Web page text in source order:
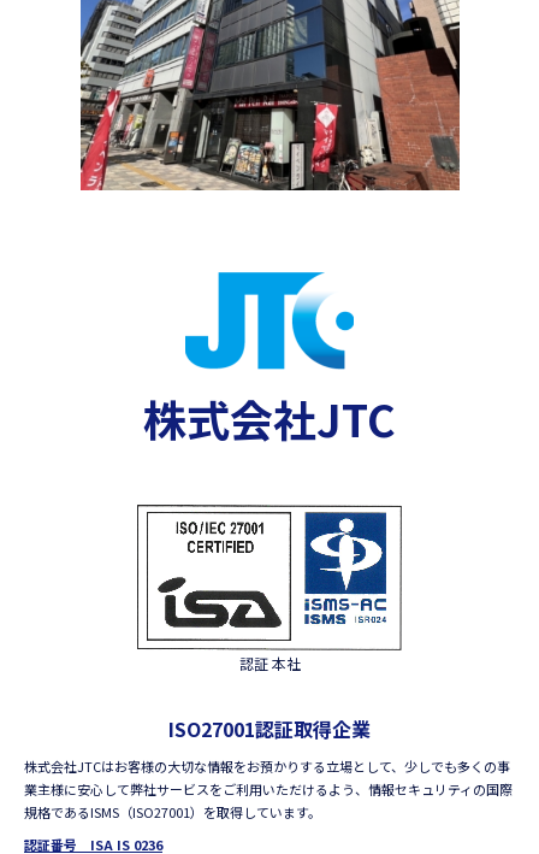
株式会社JTC
認証 本社
ISO27001認証取得企業
株式会社JTCはお客様の大切な情報をお預かりする立場として、少しでも多くの事
業主様に安心して弊社サービスをご利用いただけるよう、情報セキュリティの国際
規格であるISMS（ISO27001）を取得しています。
認証番号 ISA IS 0236